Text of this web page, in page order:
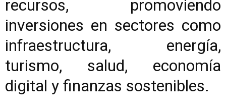
recursos, promoviendo
inversiones en sectores como
infraestructura, energía,
turismo, salud, economía
digital y finanzas sostenibles.